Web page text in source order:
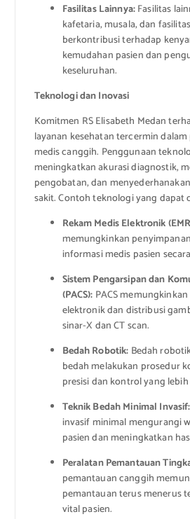
Fasilitas Lainnya:Fasilitas
kafetaria, musala, dan
berkontribusi terhadap
kemudahan pasien dan
keseluruhan.
Teknologi dan Inovasi
Komitmen RS Elisabeth Medan
layanan kesehatan tercermin
medis canggih. Penggunaan
meningkatkan akurasi diagnostik,
pengobatan, dan
sakit. Contoh teknologi yang dapat
Rekam Medis Elektronik
memungkinkan
informasi medis pasien
Sistem Pengarsipan dan
(PACS): PACS
elektronik dan distribusi
sinar-X dan CT scan.
Bedah Robotik: Bedah
bedah melakukan prosedur
presisi dan kontrol yang
Teknik Bedah Minimal Invasif:
invasif minimal mengurangi
pasien dan meningkatkan
Peralatan Pemantauan
pemantauan canggih
pemantauan terus menerus
vital pasien.